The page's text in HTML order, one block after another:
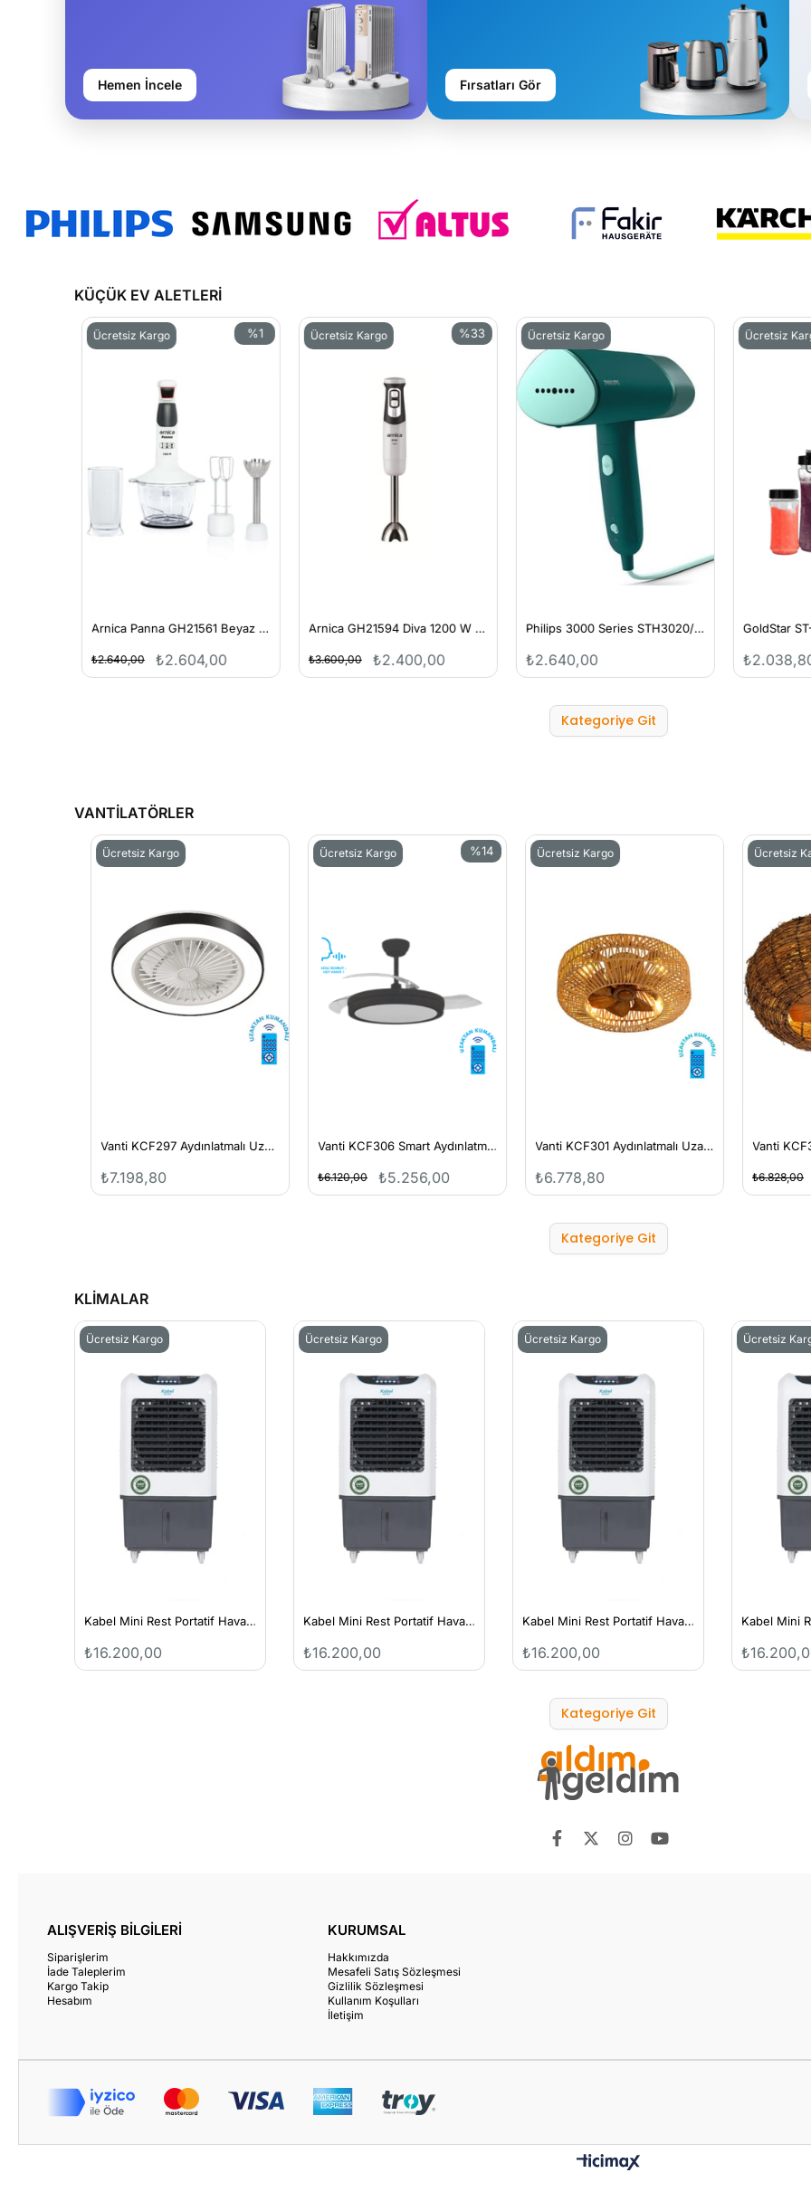
Hemen İncele Fırsatları Gör
KÜÇÜK EV ALETLERİ
Arnica Panna GH21561 Beyaz 1200 W Blender Seti
₺2.604,00
₺2.640,00
%1
Ücretsiz Kargo
Arnica GH21594 Diva 1200 W Blender
₺2.400,00
₺3.600,00
%33
Ücretsiz Kargo
Philips 3000 Series STH3020/70 1000 W El Tipi Buharlı Düzleştirici
₺2.640,00
Ücretsiz Kargo
₺2.038,80
Ücretsiz
Kategoriye Git
VANTİLATÖRLER
Vanti KCF297 Aydınlatmalı Uzaktan Kumandalı Tavan Vantilatörü
₺7.198,80
Ücretsiz Kargo
Vanti KCF306 Smart Aydınlatmalı Uzaktan Kumandalı Tavan Vantilatörü
₺5.256,00
₺6.120,00
%14
Ücretsiz Kargo
Vanti KCF301 Aydınlatmalı Uzaktan Kumandalı Tavan Vantilatörü
₺6.778,80
Ücretsiz Kargo
₺6.828,00
Ücretsiz
Kategoriye Git
KLİMALAR
Kabel Mini Rest Portatif Hava Soğutucu
₺16.200,00
Ücretsiz Kargo
Kabel Mini Rest Portatif Hava Soğutucu
₺16.200,00
Ücretsiz Kargo
Kabel Mini Rest Portatif Hava Soğutucu
₺16.200,00
Ücretsiz Kargo Ücretsiz
Kategoriye Git
ALIŞVERİŞ BİLGİLERİ
Siparişlerim
İade Taleplerim
Kargo Takip
Hesabım
KURUMSAL
Hakkımızda
Mesafeli Satış Sözleşmesi
Gizlilik Sözleşmesi
Kullanım Koşulları
İletişim